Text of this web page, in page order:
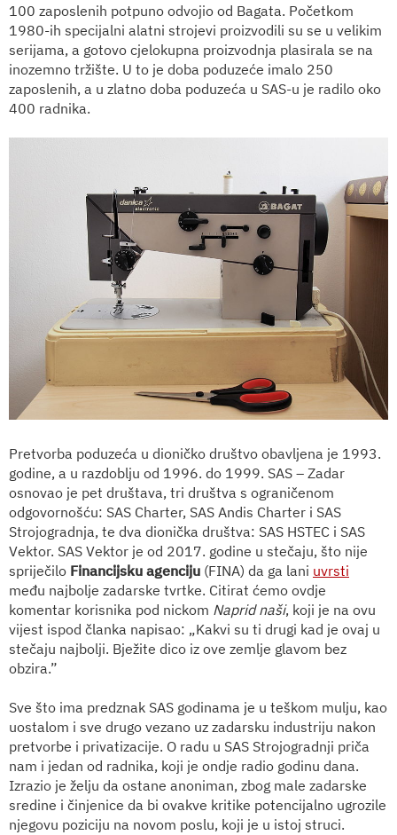
100 zaposlenih potpuno odvojio od Bagata. Početkom
1980-ih specijalni alatni strojevi proizvodili su se u velikim
serijama, a gotovo cjelokupna proizvodnja plasirala se na
inozemno tržište. U to je doba poduzeće imalo 250
zaposlenih, a u zlatno doba poduzeća u SAS-u je radilo oko
400 radnika.
Pretvorba poduzeća u dioničko društvo obavljena je 1993.
godine, a u razdoblju od 1996. do 1999. SAS – Zadar
osnovao je pet društava, tri društva s ograničenom
odgovornošću: SAS Charter, SAS Andis Charter i SAS
Strojogradnja, te dva dionička društva: SAS HSTEC i SAS
Vektor. SAS Vektor je od 2017. godine u stečaju, što nije
spriječilo Financijsku agenciju (FINA) da ga lani uvrsti
među najbolje zadarske tvrtke. Citirat ćemo ovdje
komentar korisnika pod nickom Naprid naši, koji je na ovu
vijest ispod članka napisao: „Kakvi su ti drugi kad je ovaj u
stečaju najbolji. Bježite dico iz ove zemlje glavom bez
obzira.”
Sve što ima predznak SAS godinama je u teškom mulju, kao
uostalom i sve drugo vezano uz zadarsku industriju nakon
pretvorbe i privatizacije. O radu u SAS Strojogradnji priča
nam i jedan od radnika, koji je ondje radio godinu dana.
Izrazio je želju da ostane anoniman, zbog male zadarske
sredine i činjenice da bi ovakve kritike potencijalno ugrozile
njegovu poziciju na novom poslu, koji je u istoj struci.